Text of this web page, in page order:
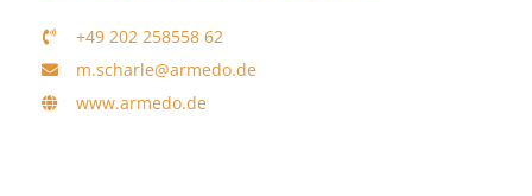
+49 202 258558 62
m.scharle@armedo.de
www.armedo.de